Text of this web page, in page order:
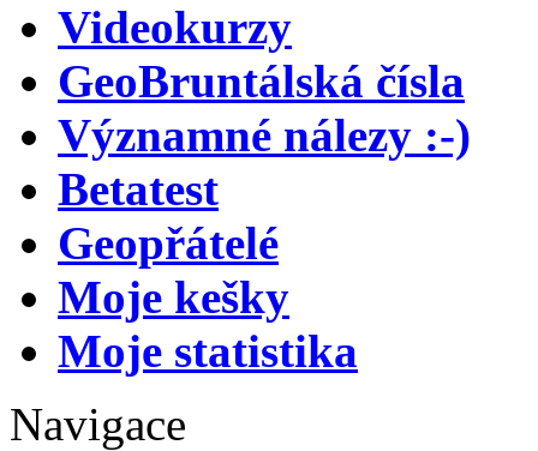
Videokurzy
GeoBruntálská čísla
Významné nálezy :-)
Betatest
Geopřátelé
Moje kešky
Moje statistika
Navigace